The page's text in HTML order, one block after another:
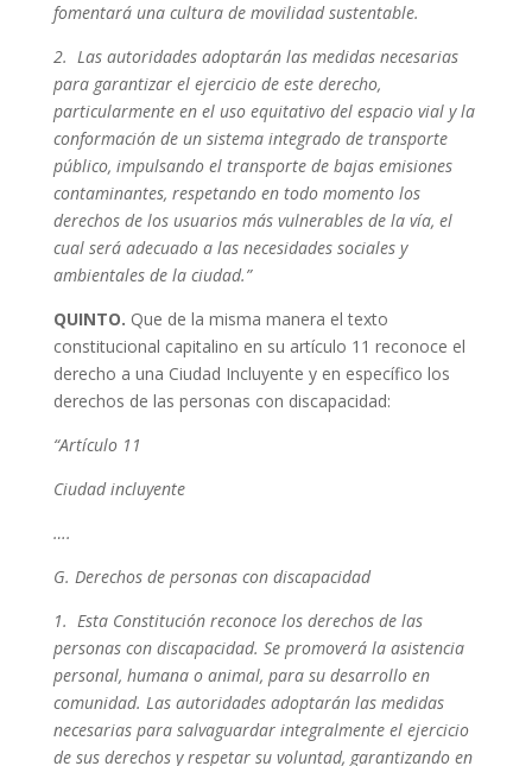
fomentará una cultura de movilidad sustentable.
2. Las autoridades adoptarán las medidas necesarias
para garantizar el ejercicio de este derecho,
particularmente en el uso equitativo del espacio vial y la
conformación de un sistema integrado de transporte
público, impulsando el transporte de bajas emisiones
contaminantes, respetando en todo momento los
derechos de los usuarios más vulnerables de la vía, el
cual será adecuado a las necesidades sociales y
ambientales de la ciudad.”
QUINTO. Que de la misma manera el texto
constitucional capitalino en su artículo 11 reconoce el
derecho a una Ciudad Incluyente y en específico los
derechos de las personas con discapacidad:
“Artículo 11
Ciudad incluyente
….
G. Derechos de personas con discapacidad
1. Esta Constitución reconoce los derechos de las
personas con discapacidad. Se promoverá la asistencia
personal, humana o animal, para su desarrollo en
comunidad. Las autoridades adoptarán las medidas
necesarias para salvaguardar integralmente el ejercicio
de sus derechos y respetar su voluntad, garantizando en